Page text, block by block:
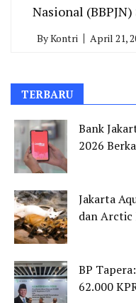
Nasional
ByKontri April 21,
TERBARU
Bank
2026
Jakarta
dan Arctic
BP
62.000